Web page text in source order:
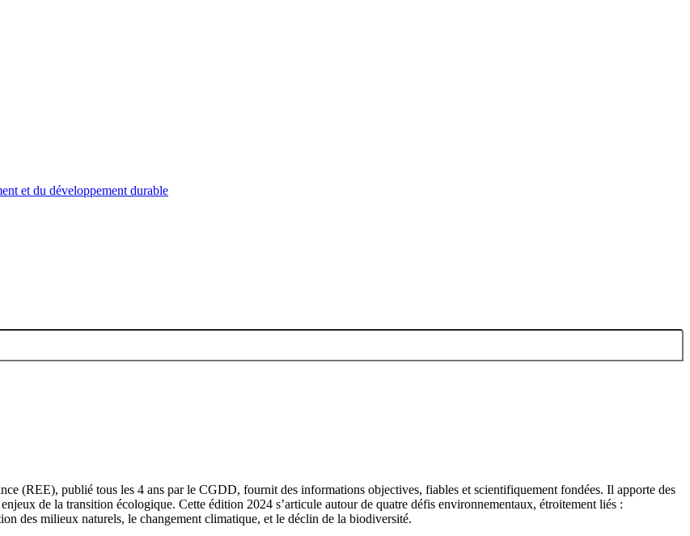
et du développement durable
(REE), publié tous les 4 ans par le CGDD, fournit des informations objectives, fiables et scientifiquement fondées. Il apporte des
de la transition écologique. Cette édition 2024 s’articule autour de quatre défis environnementaux, étroitement liés :
des milieux naturels, le changement climatique, et le déclin de la biodiversité.